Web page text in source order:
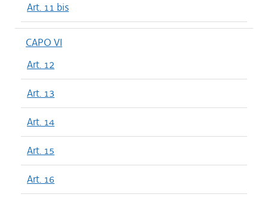
Art. 11 bis
CAPO VI
Art. 12
Art. 13
Art. 14
Art. 15
Art. 16